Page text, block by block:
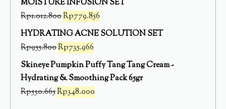
MOISTURE INFUSION SET
Rp1.012.800Rp779.856
HYDRATING ACNE SOLUTION SET
Rp955.800Rp735.966
Skineye Pumpkin Puffy Tang Tang Cream -
Hydrating & Smoothing Pack 65gr
Rp530.665Rp348.000